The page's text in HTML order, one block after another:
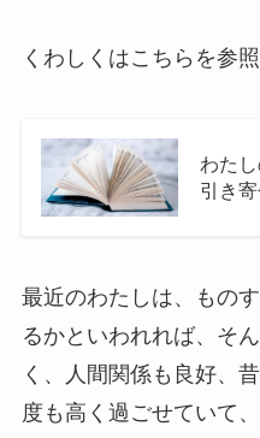
くわしくはこちらを参照
わた
引き
最近のわたしは、もの
るかといわれれば、そ
く、人間関係も良好、
度も高く過ごせていて